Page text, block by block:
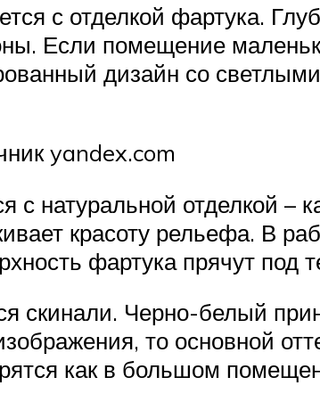
с отделкой фартука.
Если помещение
дизайн со
yandex.com
с натуральной отделкой
красоту рельефа. В
фартука прячут под
скинали. Черно-белый
то основной
как в большом